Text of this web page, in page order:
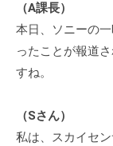
（A課長）
本日、ソニーの
ったことが報道
すね。
（Sさん）
私は、スカイセ